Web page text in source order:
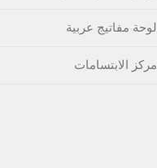
لوحة مفاتيج عربية
مركز الابتسامات